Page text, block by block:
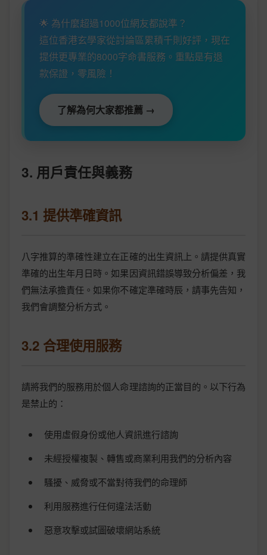
🌟 為什麼超過1000位網友都說準？
這位香港玄學家從討論區累積千則好評，現在
提供更專業的8000字命書服務。重點是有退
款保證，零風險！
了解為何大家都推薦 →
3. 用戶責任與義務
3.1 提供準確資訊
八字推算的準確性建立在正確的出生資訊上。請提供真實
準確的出生年月日時。如果因資訊錯誤導致分析偏差，我
們無法承擔責任。如果你不確定準確時辰，請事先告知，
我們會調整分析方式。
3.2 合理使用服務
請將我們的服務用於個人命理諮詢的正當目的。以下行為
是禁止的：
使用虛假身份或他人資訊進行諮詢
未經授權複製、轉售或商業利用我們的分析內容
騷擾、威脅或不當對待我們的命理師
利用服務進行任何違法活動
惡意攻擊或試圖破壞網站系統